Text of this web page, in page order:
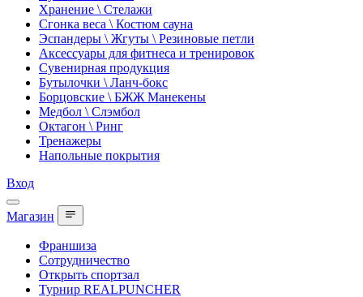
Хранение \ Стелажи
Сгонка веса \ Костюм сауна
Эспандеры \ Жгуты \ Резиновые петли
Аксессуары для фитнеса и тренировок
Сувенирная продукция
Бутылочки \ Ланч-бокс
Борцовские \ БЖЖ Манекены
Медбол \ Слэмбол
Октагон \ Ринг
Тренажеры
Напольные покрытия
Вход
Магазин
Франшиза
Сотрудничество
Открыть спортзал
Турнир REALPUNCHER